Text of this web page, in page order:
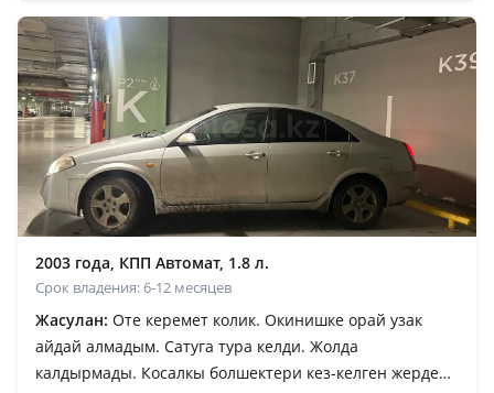
двигателю удивила машина конечно больше чем я
ожидал сравнит с приора то обслуживание дешевле
на много но тоже есть свои косяки потомучто машине
не мало лет А так для первой машины молодому
поколению самое то не жалко не в лес не по городу не
по трассе
2003 года, КПП Автомат, 1.8 л.
Срок владения: 6-12 месяцев
Жасулан: Оте керемет колик. Окинишке орай узак
айдай алмадым. Сатуга тура келди. Жолда
калдырмады. Косалкы болшектери кез-келген жерде